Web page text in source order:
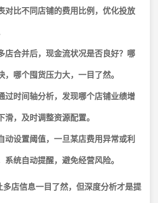
对比不同店铺的费用比例，优化投放
店合并后，现金流状况是否良好？哪
，哪个囤货压力大，一目了然。
过时间轴分析，发现哪个店铺业绩增
滑，及时调整资源配置。
动设置阈值，一旦某店费用异常或利
系统自动提醒，避免经营风险。
店信息一目了然，但深度分析才是提